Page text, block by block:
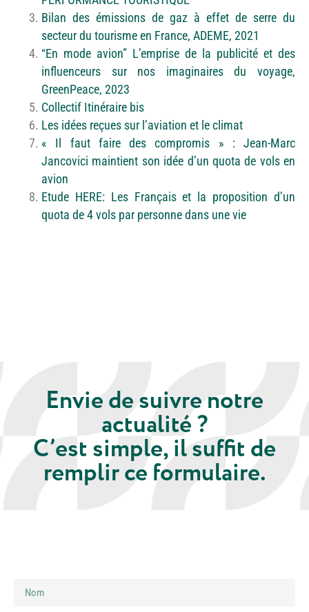
Bilan des émissions de gaz à effet de serre du
secteur du tourisme en France, ADEME, 2021
“En mode avion” L’emprise de la publicité et des
influenceurs sur nos imaginaires du voyage,
GreenPeace, 2023
Collectif Itinéraire bis
Les idées reçues sur l’aviation et le climat
« Il faut faire des compromis » : Jean-Marc
Jancovici maintient son idée d’un quota de vols en
avion
Etude HERE: Les Français et la proposition d’un
quota de 4 vols par personne dans une vie
Envie de suivre notre
actualité ?
C’est simple, il suffit de
remplir ce formulaire.